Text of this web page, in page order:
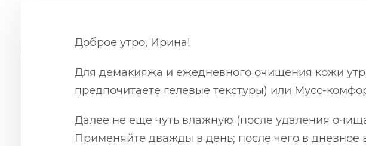
Доброе утро, Ирина!
Для демакияжа и ежедневного очищения кожи
предпочитаете гелевые текстуры) или Мусс-
Далее не еще чуть влажную (после удаления
Применяйте дважды в день; после чего в